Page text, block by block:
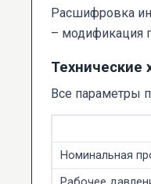
Расшифровка
– модификация
Технические
Все параметры
Номинальная